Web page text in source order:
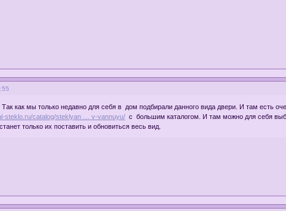
как мы только недавно для себя в дом подбирали данного вида двери. И там есть
steklo.ru/catalog/steklyan … v-vannuyu/ с большим каталогом. И там можно для себя
только их поставить и обновиться весь вид.